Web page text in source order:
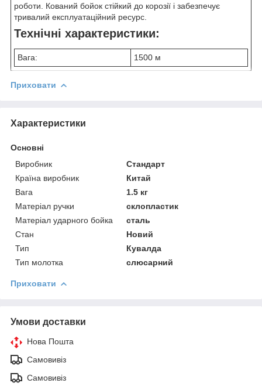
роботи. Кований бойок стійкий до корозії і забезпечує
тривалий експлуатаційний ресурс.
Технічні характеристики:
Вага: 1500 м
Приховати
Характеристики
Основні
Виробник
Стандарт
Країна виробник
Китай
Вага
1.5 кг
Матеріал ручки
склопластик
Матеріал ударного бойка
сталь
Стан
Новий
Тип
Кувалда
Тип молотка
слюсарний
Приховати
Умови доставки
Нова Пошта
Самовивіз
Самовивіз